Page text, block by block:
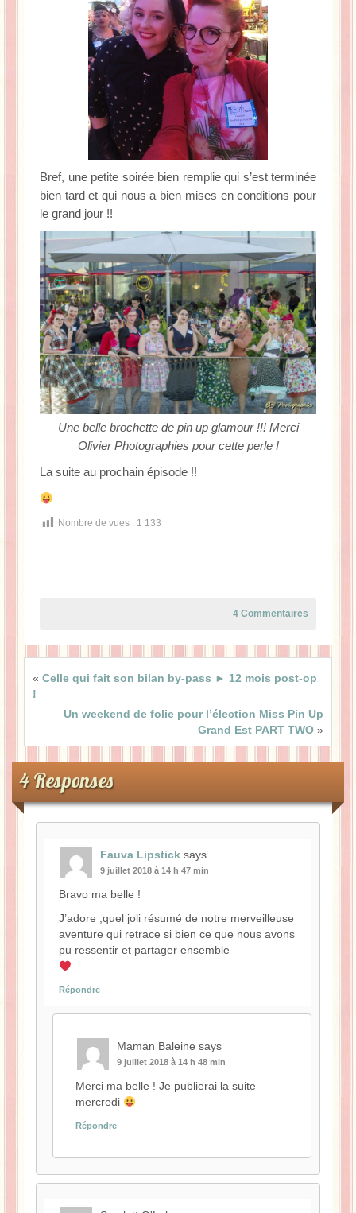
Bref, une petite soirée bien remplie qui s’est terminée
bien tard et qui nous a bien mises en conditions pour
le grand jour !!
Une belle brochette de pin up glamour !!! Merci
Olivier Photographies pour cette perle !
La suite au prochain épisode !!
Nombre de vues : 1 133
4 Commentaires
« Celle qui fait son bilan by-pass ► 12 mois post-op
!
Un weekend de folie pour l’élection Miss Pin Up
Grand Est PART TWO »
4 Responses
Fauva Lipstick says
9 juillet 2018 à 14 h 47 min
Bravo ma belle !
J’adore ,quel joli résumé de notre merveilleuse
aventure qui retrace si bien ce que nous avons
pu ressentir et partager ensemble
Répondre
Maman Baleine says
9 juillet 2018 à 14 h 48 min
Merci ma belle ! Je publierai la suite
mercredi
Répondre